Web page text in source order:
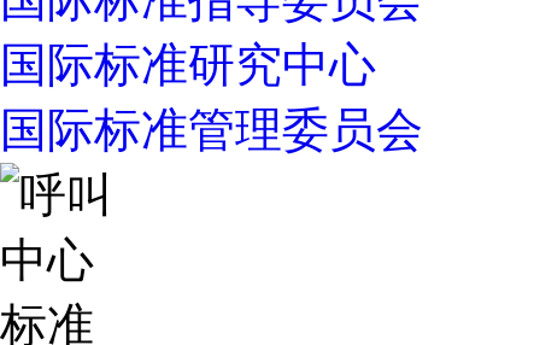
国际标准研究中心
国际标准管理委员会